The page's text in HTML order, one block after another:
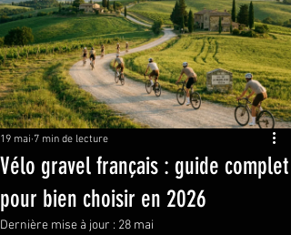
Vélo gravel français : guide complet
pour bien choisir en 2026
19 mai 7 min de lecture
Dernière mise à jour : 28 mai